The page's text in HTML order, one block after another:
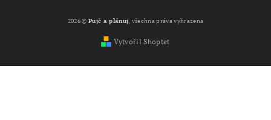
2026 ©Pujč a plánuj, všechna práva vyhrazena
Vytvořil Shoptet